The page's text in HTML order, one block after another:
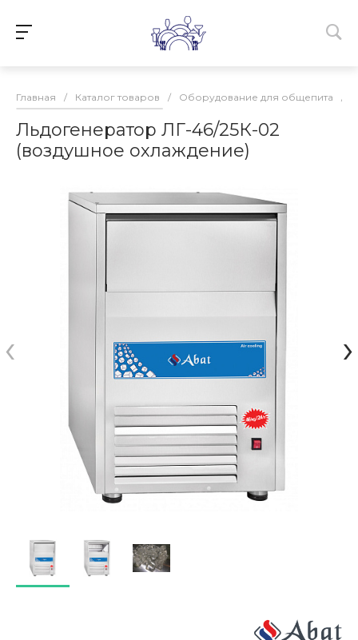
Главная / Каталог товаров / Оборудование для общепита /
Льдогенератор ЛГ-46/25К-02
(воздушное охлаждение)
‹ ›